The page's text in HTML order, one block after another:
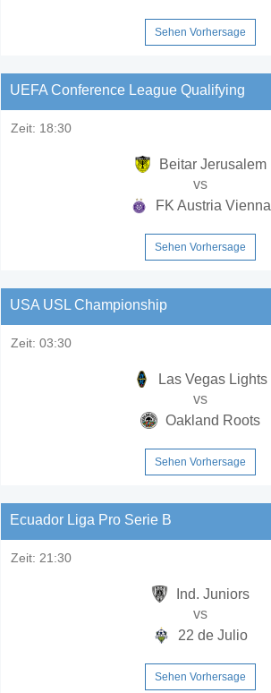
Sehen Vorhersage
UEFA Conference League Qualifying
Zeit: 18:30
Beitar Jerusalem
vs
FK Austria Vienna
Sehen Vorhersage
USA USL Championship
Zeit: 03:30
Las Vegas Lights
vs
Oakland Roots
Sehen Vorhersage
Ecuador Liga Pro Serie B
Zeit: 21:30
Ind. Juniors
vs
22 de Julio
Sehen Vorhersage